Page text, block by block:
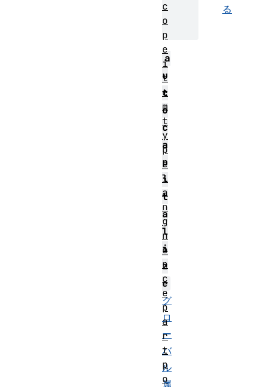
る
a
u
t
o
c
a
p
i
t
a
l
i
z
e
グ
ロ
ー
バ
ル
属
c
o
p
e
i
t
e
m
t
y
p
e
l
a
n
g
n
o
n
c
e
p
a
r
t
p
o